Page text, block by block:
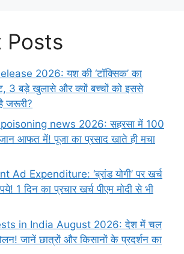
Posts
2026: यश की ‘टॉक्सिक’ का
3 बड़े खुलासे और क्यों बच्चों को इससे
जरूरी?
news 2026: सहरसा में 100
जान आफत में! पूजा का प्रसाद खाते ही मचा
Ad Expenditure: ‘ब्रांड योगी’ पर खर्च
1 दिन का प्रचार खर्च पीएम मोदी से भी
in India August 2026: देश में चल
जानें छात्रों और किसानों के प्रदर्शन का